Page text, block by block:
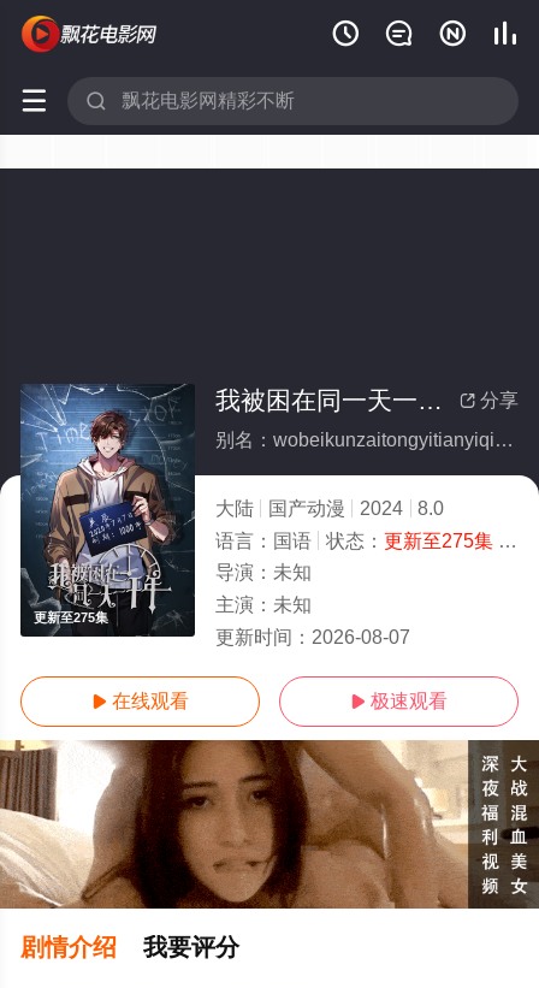
   
 
更新至275集
 分享
我被困在同一天一千年动态漫画
别名：wobeikunzaitongyitianyiqianniandongtaimanhua
大陆 国产动漫 2024
8.0
语言： 国语 状态： 更新至275集- 免费在线观看
导演： 未知
主演： 未知
更新时间： 2026-08-07
 在线观看  极速观看
剧情介绍 我要评分